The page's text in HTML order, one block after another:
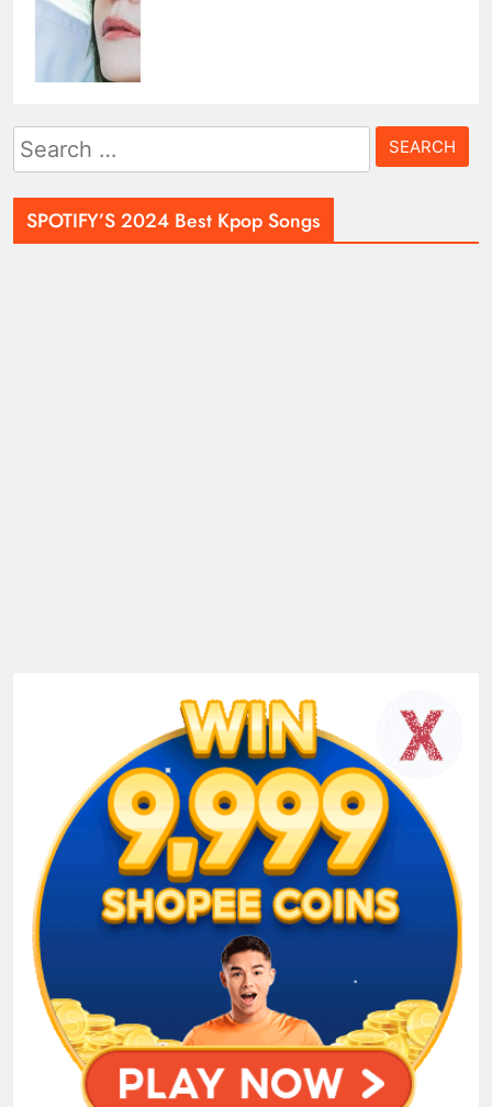
Search
for:
SPOTIFY’S 2024 Best Kpop Songs